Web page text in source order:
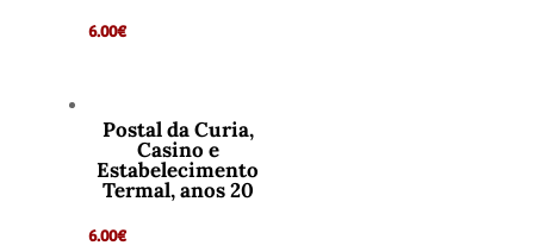
6.00€
Postal da Curia,
Casino e
Estabelecimento
Termal, anos 20
6.00€